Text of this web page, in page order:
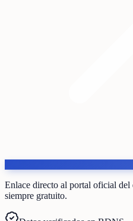
Enlace directo al portal oficial
siempre gratuito.